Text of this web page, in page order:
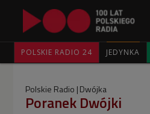
POLSKIE RADIO 24 JEDYNKA
Polskie Radio Dwójka
Poranek Dwójki